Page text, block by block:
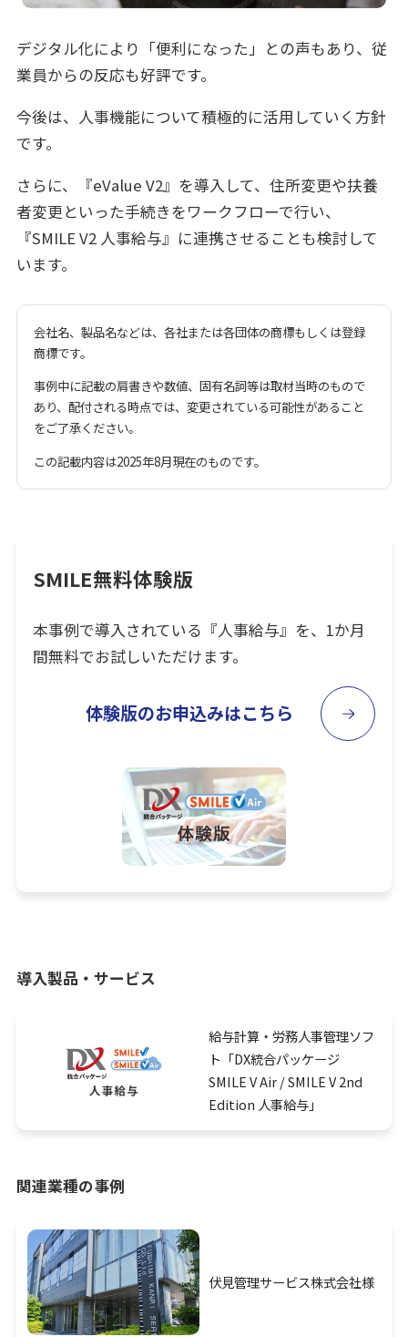
デジタル化により「便利になった」との声もあり、従
業員からの反応も好評です。
今後は、人事機能について積極的に活用していく方針
です。
さらに、『eValue V2』を導入して、住所変更や扶養
者変更といった手続きをワークフローで行い、
『SMILE V2 人事給与』に連携させることも検討して
います。
会社名、製品名などは、各社または各団体の商標もしくは登録
商標です。
事例中に記載の肩書きや数値、固有名詞等は取材当時のもので
あり、配付される時点では、変更されている可能性があること
をご了承ください。
この記載内容は2025年8月現在のものです。
SMILE無料体験版
本事例で導入されている『人事給与』を、1か月
間無料でお試しいただけます。
体験版のお申込みはこちら
導入製品・サービス
給与計算・労務人事管理ソフ
ト「DX統合パッケージ
SMILE V Air / SMILE V 2nd
Edition 人事給与」
関連業種の事例
伏見管理サービス株式会社様